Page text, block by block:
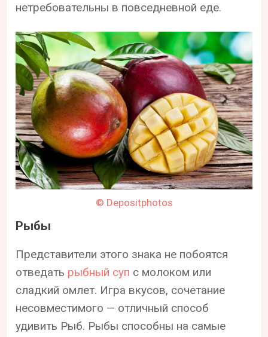
нетребовательны в повседневной еде.
© Depositphotos
Рыбы
Представители этого знака не побоятся
отведать рыбный суп с молоком или
сладкий омлет. Игра вкусов, сочетание
несовместимого — отличный способ
удивить Рыб. Рыбы способны на самые